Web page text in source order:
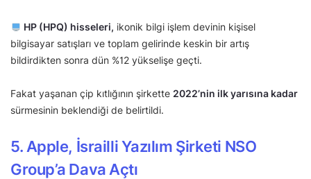
HP (HPQ) hisseleri, ikonik bilgi işlem devinin kişisel
bilgisayar satışları ve toplam gelirinde keskin bir artış
bildirdikten sonra dün %12 yükselişe geçti.
Fakat yaşanan çip kıtlığının şirkette 2022’nin ilk yarısına kadar
sürmesinin beklendiği de belirtildi.
5. Apple, İsrailli Yazılım Şirketi NSO
Group’a Dava Açtı